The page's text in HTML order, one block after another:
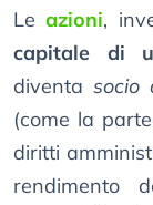
Leazioni,
capitale di
diventa socio
(come la
diritti
rendimento